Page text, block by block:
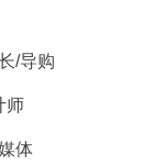
/导购
师
体